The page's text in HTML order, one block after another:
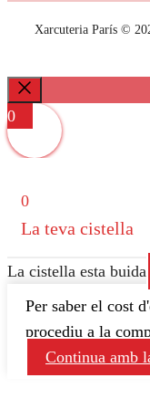
Xarcuteria París ©
Close
0
0
La teva cistella
La cistella esta buida
Per saber el cost
procediu a la
Continua amb